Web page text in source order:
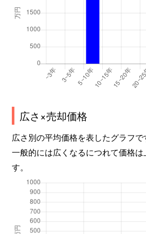
広さ×売却価格
広さ別の平均価格を表したグラフで
一般的には広くなるにつれて価格は
す。